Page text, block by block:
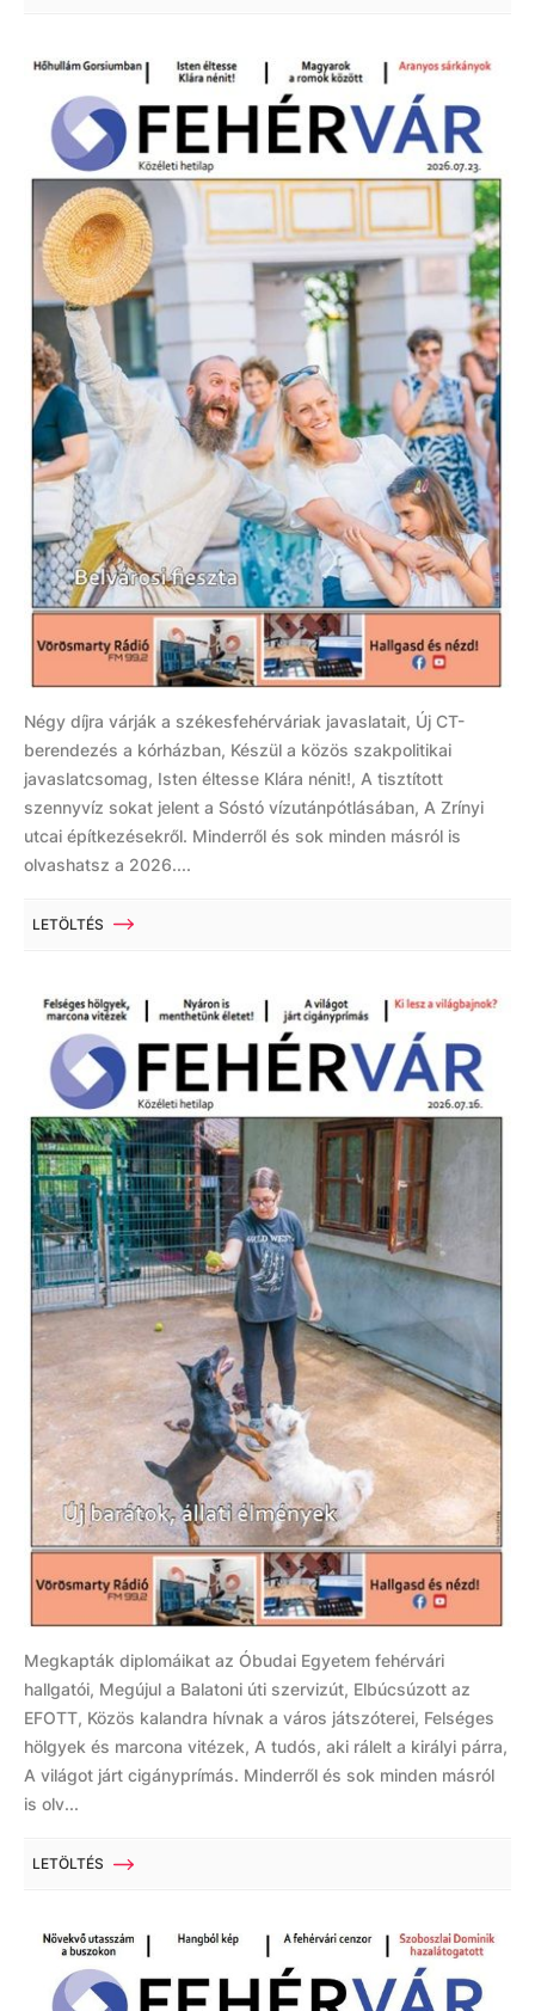
Négy díjra várják a székesfehérváriak javaslatait, Új CT-
berendezés a kórházban, Készül a közös szakpolitikai
javaslatcsomag, Isten éltesse Klára nénit!, A tisztított
szennyvíz sokat jelent a Sóstó vízutánpótlásában, A Zrínyi
utcai építkezésekről. Minderről és sok minden másról is
olvashatsz a 2026....
LETÖLTÉS
Megkapták diplomáikat az Óbudai Egyetem fehérvári
hallgatói, Megújul a Balatoni úti szervizút, Elbúcsúzott az
EFOTT, Közös kalandra hívnak a város játszóterei, Felséges
hölgyek és marcona vitézek, A tudós, aki rálelt a királyi párra,
A világot járt cigányprímás. Minderről és sok minden másról
is olv...
LETÖLTÉS